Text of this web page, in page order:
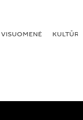
VISUOMENĖ KULTŪRA